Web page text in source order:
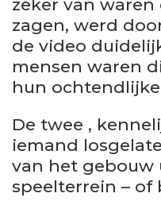
zeker van waren
zagen, werd
de video
mensen waren
hun
De twee ,
iemand
van het gebouw
speelterrein – of